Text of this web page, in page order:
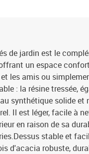
de jardin est le
un espace
les amis ou
: la résine tressée,
synthétique solide et
Il est léger, facile à
en raison de sa
stable et
d'acacia robuste,